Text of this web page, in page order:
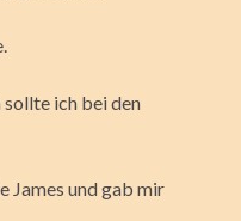
sollte ich bei den
James und gab mir